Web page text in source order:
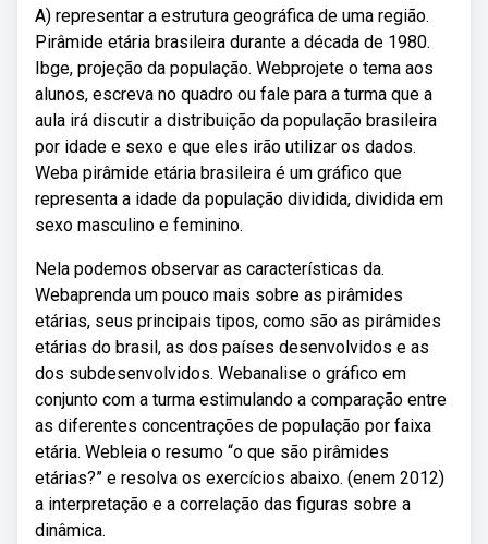
A) representar a estrutura geográfica de uma região.
Pirâmide etária brasileira durante a década de 1980.
Ibge, projeção da população. Webprojete o tema aos
alunos, escreva no quadro ou fale para a turma que a
aula irá discutir a distribuição da população brasileira
por idade e sexo e que eles irão utilizar os dados.
Weba pirâmide etária brasileira é um gráfico que
representa a idade da população dividida, dividida em
sexo masculino e feminino.
Nela podemos observar as características da.
Webaprenda um pouco mais sobre as pirâmides
etárias, seus principais tipos, como são as pirâmides
etárias do brasil, as dos países desenvolvidos e as
dos subdesenvolvidos. Webanalise o gráfico em
conjunto com a turma estimulando a comparação entre
as diferentes concentrações de população por faixa
etária. Webleia o resumo “o que são pirâmides
etárias?” e resolva os exercícios abaixo. (enem 2012)
a interpretação e a correlação das figuras sobre a
dinâmica.